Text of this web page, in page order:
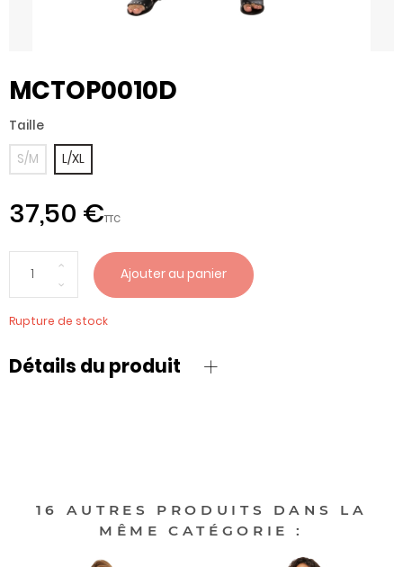
MCTOP0010D
Taille
S/M
L/XL
37,50 €TTC
Ajouter au panier
Rupture de stock
Détails du produit
16 AUTRES PRODUITS DANS LA
MÊME CATÉGORIE :